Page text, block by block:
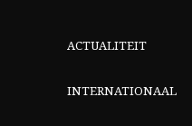
ACTUALITEIT
INTERNATIONAAL